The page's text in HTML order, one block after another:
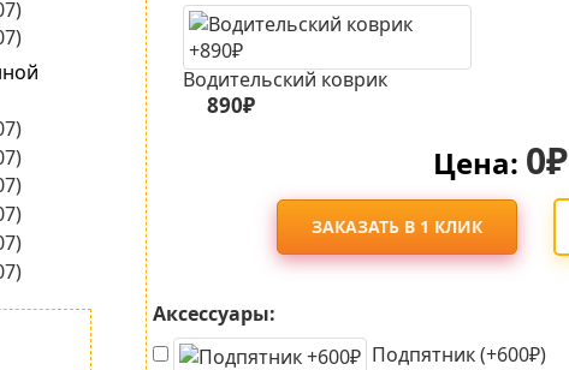
Водительский коврик
890₽
Цена: 0₽
ЗАКАЗАТЬ В 1 КЛИК
Аксессуары:
Подпятник (+600₽)